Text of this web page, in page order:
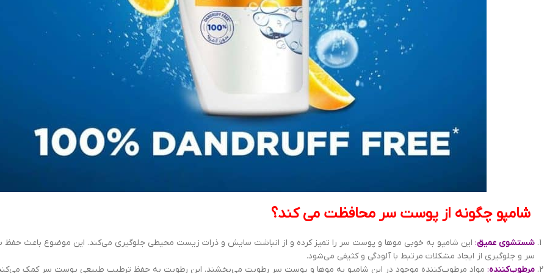
شامپو چگونه از پوست سر محافظت می کند؟
شستشوی عمیق: این شامپو به خوبی موها و پوست سر را تمیز کرده و از انباشت سایش و ذرات زیست محیطی جلوگیری می‌کند. این موضوع باعث
سر و جلوگیری از ایجاد مشکلات مرتبط با آلودگی و کثیفی می‌شود.
مرطوب‌کننده: مواد مرطوب‌کننده موجود در این شامپو به موها و پوست سر رطوبت می‌بخشند. این رطوبت به حفظ ترطیب طبیعی پوست سر کمک